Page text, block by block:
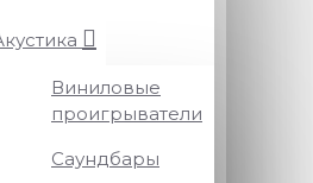
Виниловые
проигрыватели
Саундбары